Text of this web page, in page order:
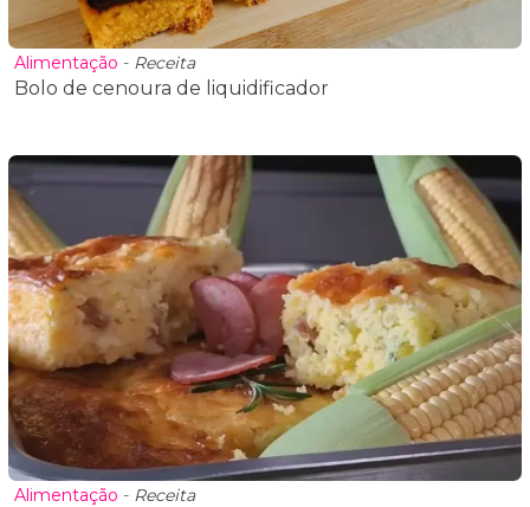
Alimentação - Receita
Bolo de cenoura de liquidificador
Alimentação - Receita